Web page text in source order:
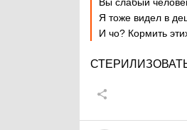
Я тоже видел в
И чо? Кормить
СТЕРИЛИЗОВАТЬ